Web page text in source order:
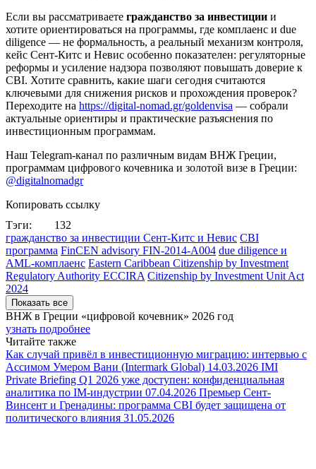
Если вы рассматриваете гражданство за инвестиции и
хотите ориентироваться на программы, где комплаенс и due
diligence — не формальность, а реальный механизм контроля,
кейс Сент-Китс и Невис особенно показателен: регуляторные
реформы и усиление надзора позволяют повышать доверие к
CBI. Хотите сравнить, какие шаги сегодня считаются
ключевыми для снижения рисков и прохождения проверок?
Переходите на https://digital-nomad.gr/goldenvisa — собрали
актуальные ориентиры и практические разъяснения по
инвестиционным программам.
Наш Telegram-канал по различным видам ВНЖ Греции,
программам цифрового кочевника и золотой визе в Греции:
@digitalnomadgr
Копировать ссылку
Тэги:
132
гражданство за инвестиции Сент-Китс и Невис CBI
программа FinCEN advisory FIN-2014-A004 due diligence и
AML-комплаенс Eastern Caribbean Citizenship by Investment
Regulatory Authority ECCIRA Citizenship by Investment Unit Act
2024
Показать все
ВНЖ в Греции «цифровой кочевник» 2026 год
узнать подробнее
Читайте также
Как случай привёл в инвестиционную миграцию: интервью с
Ассимом Умером Вани (Intermark Global) 14.03.2026 IMI
Private Briefing Q1 2026 уже доступен: конфиденциальная
аналитика по IM-индустрии 07.04.2026 Премьер Сент-
Винсент и Гренадины: программа CBI будет защищена от
политического влияния 31.05.2026